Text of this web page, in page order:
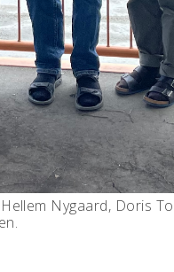
Nygaard, Doris